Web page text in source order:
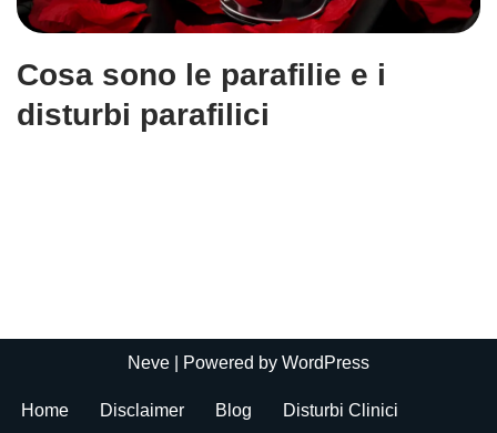
Cosa sono le parafilie e i
disturbi parafilici
Neve | Powered by WordPress
Home Disclaimer Blog Disturbi Clinici